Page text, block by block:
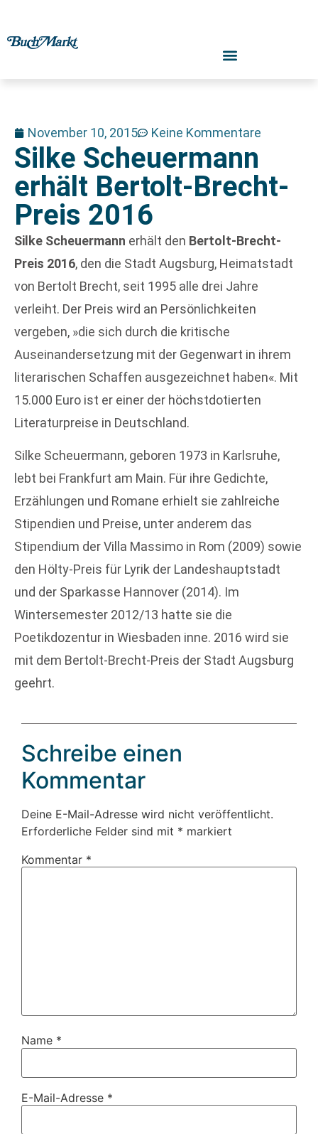
November 10, 2015 Keine Kommentare
Silke Scheuermann
erhält Bertolt-Brecht-
Preis 2016
Silke Scheuermann erhält den Bertolt-Brecht-
Preis 2016, den die Stadt Augsburg, Heimatstadt
von Bertolt Brecht, seit 1995 alle drei Jahre
verleiht. Der Preis wird an Persönlichkeiten
vergeben, »die sich durch die kritische
Auseinandersetzung mit der Gegenwart in ihrem
literarischen Schaffen ausgezeichnet haben«. Mit
15.000 Euro ist er einer der höchstdotierten
Literaturpreise in Deutschland.
Silke Scheuermann, geboren 1973 in Karlsruhe,
lebt bei Frankfurt am Main. Für ihre Gedichte,
Erzählungen und Romane erhielt sie zahlreiche
Stipendien und Preise, unter anderem das
Stipendium der Villa Massimo in Rom (2009) sowie
den Hölty-Preis für Lyrik der Landeshauptstadt
und der Sparkasse Hannover (2014). Im
Wintersemester 2012/13 hatte sie die
Poetikdozentur in Wiesbaden inne. 2016 wird sie
mit dem Bertolt-Brecht-Preis der Stadt Augsburg
geehrt.
Schreibe einen
Kommentar
Deine E-Mail-Adresse wird nicht veröffentlicht.
Erforderliche Felder sind mit * markiert
Kommentar *
Name *
E-Mail-Adresse *